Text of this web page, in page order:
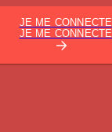
JE ME CONNECTE
JE ME CONNECTE